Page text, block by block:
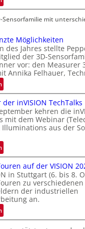
P
a
t
n
e
r
s
c
h
a
f
t
i
s
c
h
e
n
4
K
Sensorfamilie mit
Möglichkeiten
des Jahres stellte
der 3D-
vor: den Measurer
Annika Felhauer,
:
U
n
b
e
g
r
e
z
t
e
M
ö
g
der inVISION TechTalks
kehren die
mit dem Webinar
Illuminations aus der
:
R
ü
c
k
k
e
h
auf der VISION
in Stuttgart (6. bis 8.
zu verschiedenen
der industriellen
an.
:
G